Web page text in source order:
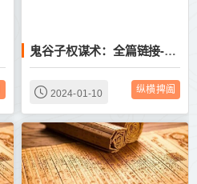
鬼谷子权谋术：全篇链接-你想学的都在这里-读人性、读权谋、读纵横
2024-01-10 纵横捭阖